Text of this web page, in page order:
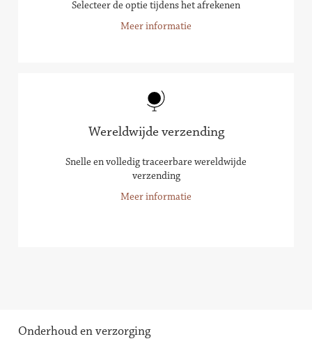
Selecteer de optie tijdens het afrekenen
Meer informatie
Wereldwijde verzending
Snelle en volledig traceerbare wereldwijde
verzending
Meer informatie
Onderhoud en verzorging